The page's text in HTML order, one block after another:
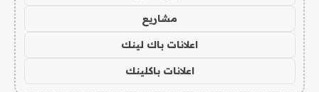
مشاريع
اعلانات باك لينك
اعلانات باكلينك